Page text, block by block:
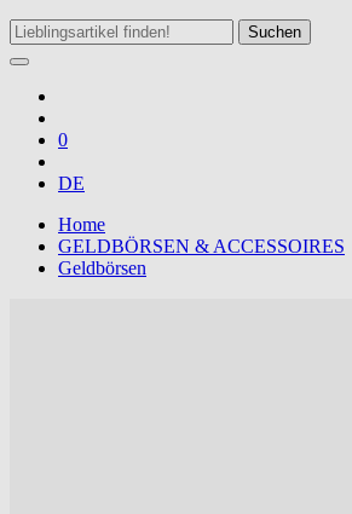
Suchen
0
DE
Home
GELDBÖRSEN & ACCESSOIRES
Geldbörsen